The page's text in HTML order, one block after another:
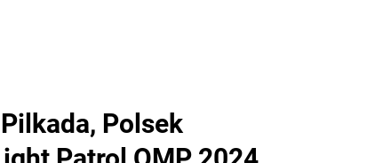
Polsek